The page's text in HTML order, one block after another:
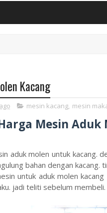
Kacang
mesin kacang, mesin
Mesin Aduk
aduk molen untuk kacang.
bahan dengan kacang.
untuk aduk molen
jadi teliti sebelum